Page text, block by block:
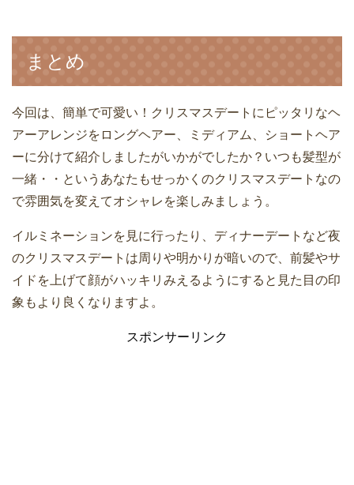
まとめ
今回は、簡単で可愛い！クリスマスデートにピッタリなヘ
アーアレンジをロングヘアー、ミディアム、ショートヘア
ーに分けて紹介しましたがいかがでしたか？いつも髪型が
一緒・・というあなたもせっかくのクリスマスデートなの
で雰囲気を変えてオシャレを楽しみましょう。
イルミネーションを見に行ったり、ディナーデートなど夜
のクリスマスデートは周りや明かりが暗いので、前髪やサ
イドを上げて顔がハッキリみえるようにすると見た目の印
象もより良くなりますよ。
スポンサーリンク